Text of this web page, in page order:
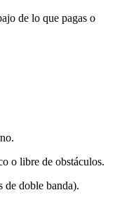
de lo que pagas o
o libre de obstáculos.
de doble banda).